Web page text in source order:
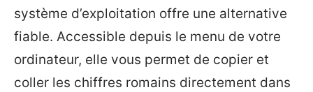
système d’exploitation offre une alternative
fiable. Accessible depuis le menu de votre
ordinateur, elle vous permet de copier et
coller les chiffres romains directement dans